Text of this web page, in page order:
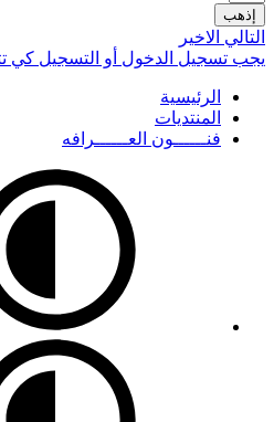
إذهب
التالي الاخير
يجب تسجيل الدخول أو التسجيل كي
الرئيسية
المنتديات
فنــــــون العــــــرافه